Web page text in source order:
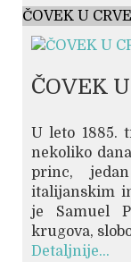
ČOVEK U
ČOVEK
U leto 1885.
nekoliko
princ,
italijanskim
je Samuel
krugova,
Detaljnije...